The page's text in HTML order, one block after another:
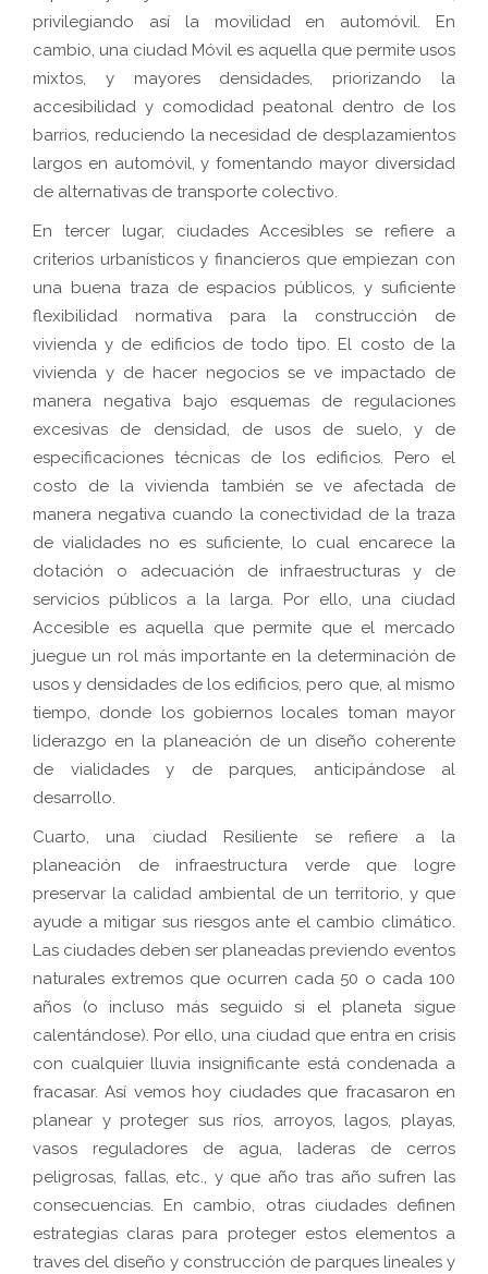
privilegiando así la movilidad en automóvil. En
cambio, una ciudad Móvil es aquella que permite usos
mixtos, y mayores densidades, priorizando la
accesibilidad y comodidad peatonal dentro de los
barrios, reduciendo la necesidad de desplazamientos
largos en automóvil, y fomentando mayor diversidad
de alternativas de transporte colectivo.
En tercer lugar, ciudades Accesibles se refiere a
criterios urbanísticos y financieros que empiezan con
una buena traza de espacios públicos, y suficiente
flexibilidad normativa para la construcción de
vivienda y de edificios de todo tipo. El costo de la
vivienda y de hacer negocios se ve impactado de
manera negativa bajo esquemas de regulaciones
excesivas de densidad, de usos de suelo, y de
especificaciones técnicas de los edificios. Pero el
costo de la vivienda también se ve afectada de
manera negativa cuando la conectividad de la traza
de vialidades no es suficiente, lo cual encarece la
dotación o adecuación de infraestructuras y de
servicios públicos a la larga. Por ello, una ciudad
Accesible es aquella que permite que el mercado
juegue un rol más importante en la determinación de
usos y densidades de los edificios, pero que, al mismo
tiempo, donde los gobiernos locales toman mayor
liderazgo en la planeación de un diseño coherente
de vialidades y de parques, anticipándose al
desarrollo.
Cuarto, una ciudad Resiliente se refiere a la
planeación de infraestructura verde que logre
preservar la calidad ambiental de un territorio, y que
ayude a mitigar sus riesgos ante el cambio climático.
Las ciudades deben ser planeadas previendo eventos
naturales extremos que ocurren cada 50 o cada 100
años (o incluso más seguido si el planeta sigue
calentándose). Por ello, una ciudad que entra en crisis
con cualquier lluvia insignificante está condenada a
fracasar. Así vemos hoy ciudades que fracasaron en
planear y proteger sus ríos, arroyos, lagos, playas,
vasos reguladores de agua, laderas de cerros
peligrosas, fallas, etc., y que año tras año sufren las
consecuencias. En cambio, otras ciudades definen
estrategias claras para proteger estos elementos a
traves del diseño y construcción de parques lineales y